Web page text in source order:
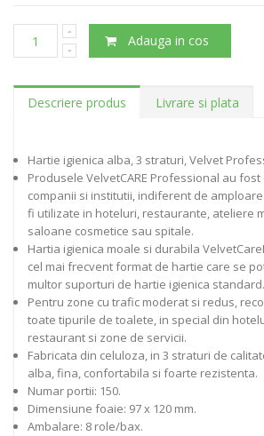
Adauga in cos
Descriere produs Livrare si plata
Hartie igienica alba, 3 straturi, Velvet
Produsele VelvetCARE Professional au
companii si institutii, indiferent de
fi utilizate in hoteluri, restaurante, ateliere
saloane cosmetice sau spitale.
Hartia igienica moale si durabila
cel mai frecvent format de hartie care se
multor suporturi de hartie igienica standard.
Pentru zone cu trafic moderat si redus,
toate tipurile de toalete, in special din
restaurant si zone de servicii.
Fabricata din celuloza, in 3 straturi de
alba, fina, confortabila si foarte rezistenta.
Numar portii: 150.
Dimensiune foaie: 97 x 120 mm.
Ambalare: 8 role/bax.